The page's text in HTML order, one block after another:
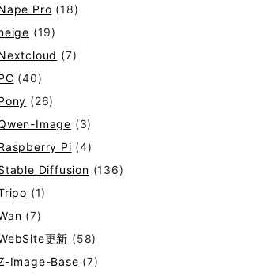
Pro (18)
(19)
(7)
(40)
(26)
Image (3)
Pi (4)
Diffusion (136)
(1)
(7)
更新 (58)
Image-Base (7)